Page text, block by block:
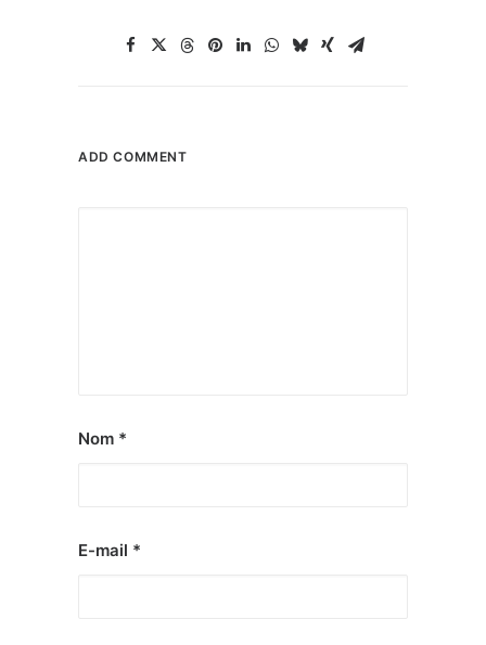
ADD COMMENT
Nom *
E-mail *